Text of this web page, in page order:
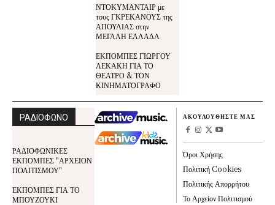
ΝΤΟΚΥΜΑΝΤΑΙΡ με
τους ΓΚΡΕΚΑΝΟΥΣ της
ΑΠΟΥΛΙΑΣ στην
ΜΕΓΑΛΗ ΕΛΛΑΔΑ
ΕΚΠΟΜΠΕΣ ΓΙΩΡΓΟΥ
ΛΕΚΑΚΗ ΓΙΑ ΤΟ
ΘΕΑΤΡΟ & ΤΟΝ
ΚΙΝΗΜΑΤΟΓΡΑΦΟ
ΡΑΔΙΟΦΩΝΟ
ΡΑΔΙΟΦΩΝΙΚΕΣ
ΕΚΠΟΜΠΕΣ "ΑΡΧΕΙΟΝ
ΠΟΛΙΤΙΣΜΟΥ"
ΕΚΠΟΜΠΕΣ ΓΙΑ ΤΟ
ΜΠΟΥΖΟΥΚΙ
ΑΚΟΥΛΟΥΘΗΣΤΕ ΜΑΣ
Όροι Χρήσης
Πολιτική Cookies
Πολιτικής Απορρήτου
Το Αρχείον Πολιτισμού